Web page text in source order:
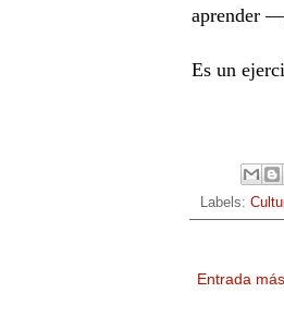
aprender
Es un
Labels:
Entrada